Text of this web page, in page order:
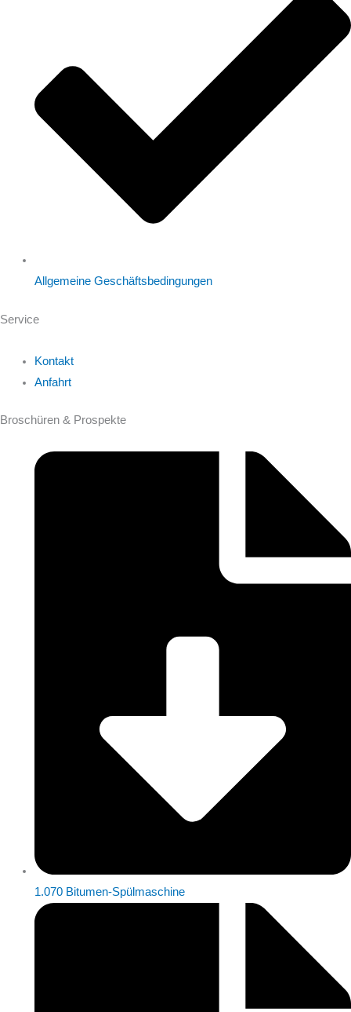
Allgemeine Geschäftsbedingungen
Service
Kontakt
Anfahrt
Broschüren & Prospekte
1.070 Bitumen-Spülmaschine